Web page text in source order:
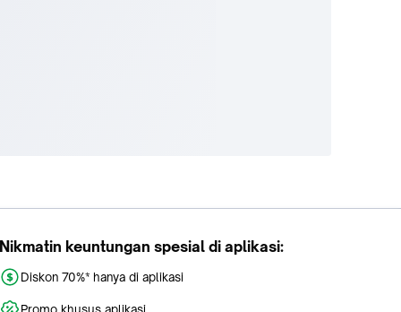
Nikmatin keuntungan spesial di aplikasi:
Diskon 70%* hanya di aplikasi